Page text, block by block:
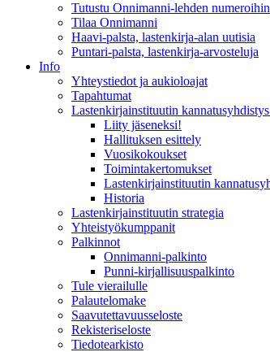
Tutustu Onnimanni-lehden numeroihin
Tilaa Onnimanni
Haavi-palsta, lastenkirja-alan uutisia
Puntari-palsta, lastenkirja-arvosteluja
Info
Yhteystiedot ja aukioloajat
Tapahtumat
Lastenkirjainstituutin
Liity jäseneksi!
Hallituksen esittely
Vuosikokoukset
Toimintakertomukset
Lastenkirjainstituutin
Historia
Lastenkirjainstituutin strategia
Yhteistyökumppanit
Palkinnot
Onnimanni-palkinto
Punni-kirjallisuuspalkinto
Tule vierailulle
Palautelomake
Saavutettavuusseloste
Rekisteriseloste
Tiedotearkisto